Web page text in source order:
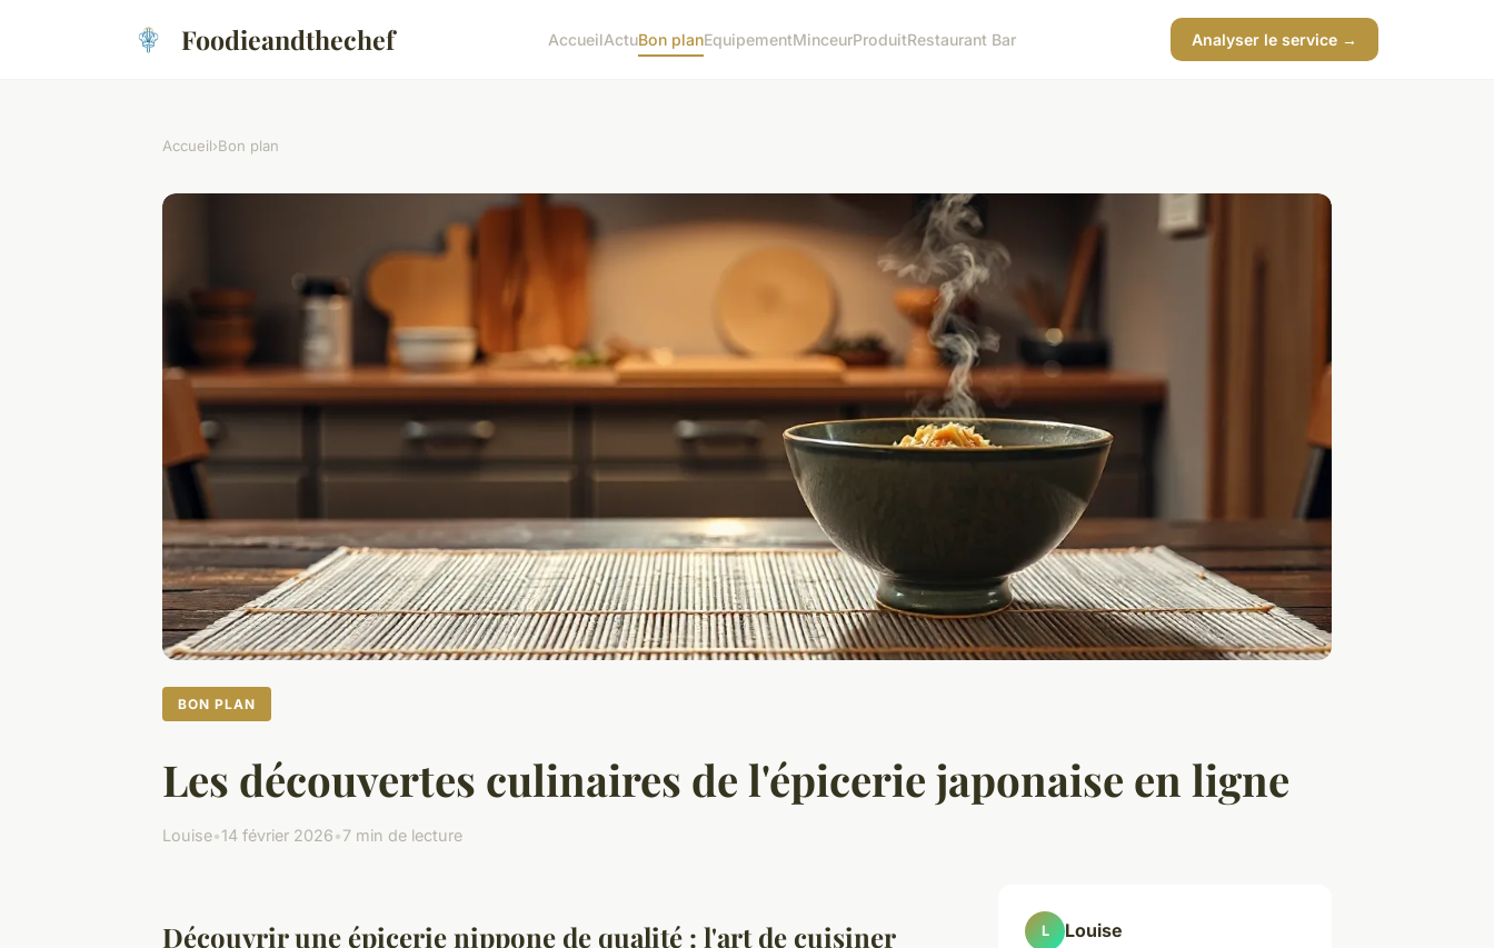
Foodieandthechef AccueilActuBon planEquipementMinceurProduitRestaurant Bar Analyser le service →
Accueil›Bon plan
BON PLAN
Les découvertes culinaires de l'épicerie japonaise en ligne
Louise•14 février 2026•7 min de lecture
Découvrir une épicerie nippone de qualité : l'art de cuisiner
L Louise